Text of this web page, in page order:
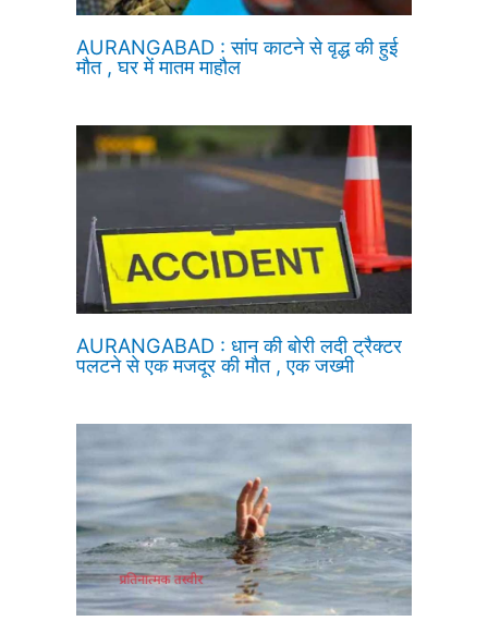
AURANGABAD : सांप काटने से वृद्ध की हुई
मौत , घर में मातम माहौल
AURANGABAD : धान की बोरी लदी ट्रैक्टर
पलटने से एक मजदूर की मौत , एक जख्मी